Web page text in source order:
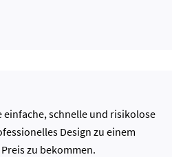
einfache, schnelle und risikolose
Design zu einem
zu bekommen.